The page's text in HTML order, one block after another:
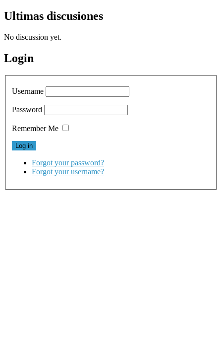
Ultimas discusiones
No discussion yet.
Login
Username
Password
Remember Me
Forgot your password?
Forgot your username?